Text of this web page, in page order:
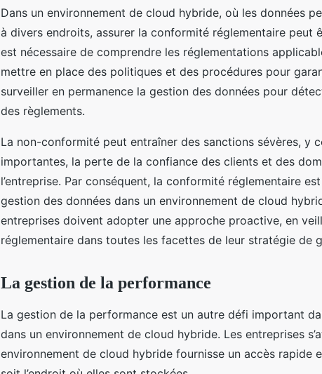
Dans un environnement de cloud hybride, où les données
à divers endroits, assurer la conformité réglementaire peut
est nécessaire de comprendre les réglementations
mettre en place des politiques et des procédures pour
surveiller en permanence la gestion des données pour
des règlements.
La non-conformité peut entraîner des sanctions sévères, y
importantes, la perte de la confiance des clients et des
l’entreprise. Par conséquent, la conformité réglementaire
gestion des données dans un environnement de cloud
entreprises doivent adopter une approche proactive, en
réglementaire dans toutes les facettes de leur stratégie de
La gestion de la performance
La gestion de la performance est un autre défi important
dans un environnement de cloud hybride. Les entreprises
environnement de cloud hybride fournisse un accès rapide